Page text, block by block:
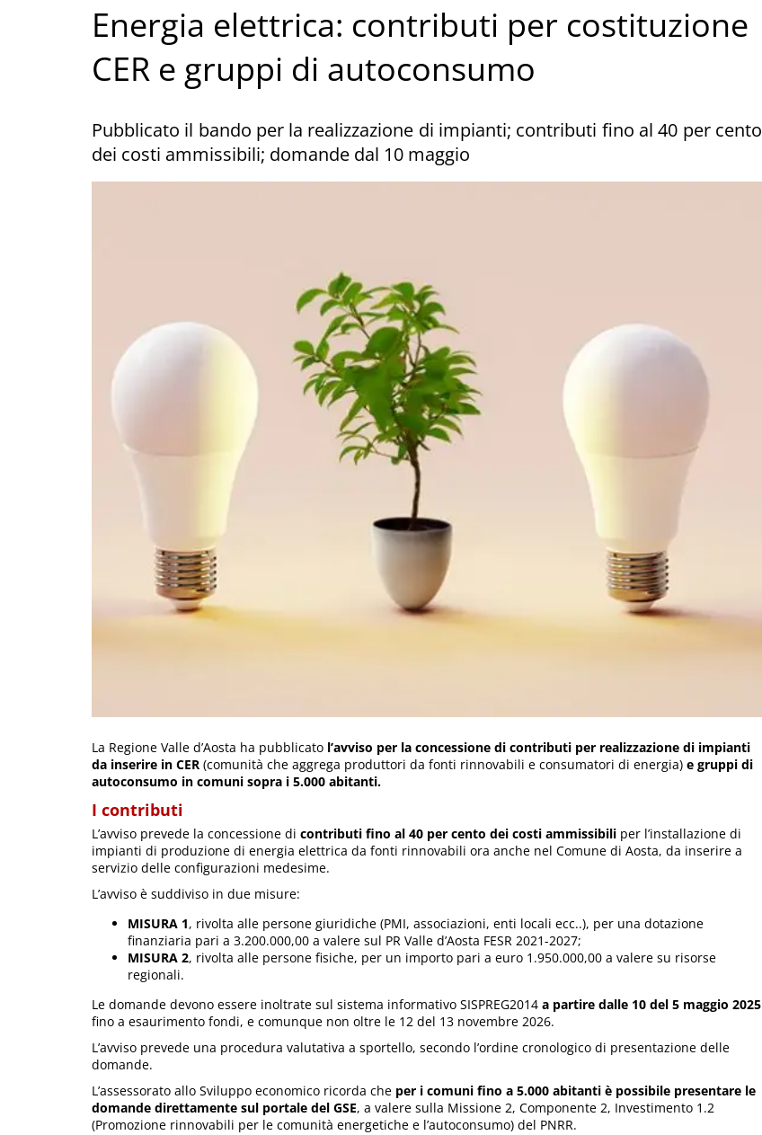
Energia elettrica: contributi per costituzione
CER e gruppi di autoconsumo
Pubblicato il bando per la realizzazione di impianti; contributi fino al 40 per cento
dei costi ammissibili; domande dal 10 maggio
La Regione Valle d’Aosta ha pubblicato l’avviso per la concessione di contributi per realizzazione di impianti
da inserire in CER (comunità che aggrega produttori da fonti rinnovabili e consumatori di energia) e gruppi di
autoconsumo in comuni sopra i 5.000 abitanti.
I contributi
L’avviso prevede la concessione di contributi fino al 40 per cento dei costi ammissibili per l’installazione di
impianti di produzione di energia elettrica da fonti rinnovabili ora anche nel Comune di Aosta, da inserire a
servizio delle configurazioni medesime.
L’avviso è suddiviso in due misure:
MISURA 1, rivolta alle persone giuridiche (PMI, associazioni, enti locali ecc..), per una dotazione
finanziaria pari a 3.200.000,00 a valere sul PR Valle d’Aosta FESR 2021-2027;
MISURA 2, rivolta alle persone fisiche, per un importo pari a euro 1.950.000,00 a valere su risorse
regionali.
Le domande devono essere inoltrate sul sistema informativo SISPREG2014 a partire dalle 10 del 5 maggio 2025
fino a esaurimento fondi, e comunque non oltre le 12 del 13 novembre 2026.
L’avviso prevede una procedura valutativa a sportello, secondo l’ordine cronologico di presentazione delle
domande.
L’assessorato allo Sviluppo economico ricorda che per i comuni fino a 5.000 abitanti è possibile presentare le
domande direttamente sul portale del GSE, a valere sulla Missione 2, Componente 2, Investimento 1.2
(Promozione rinnovabili per le comunità energetiche e l’autoconsumo) del PNRR.